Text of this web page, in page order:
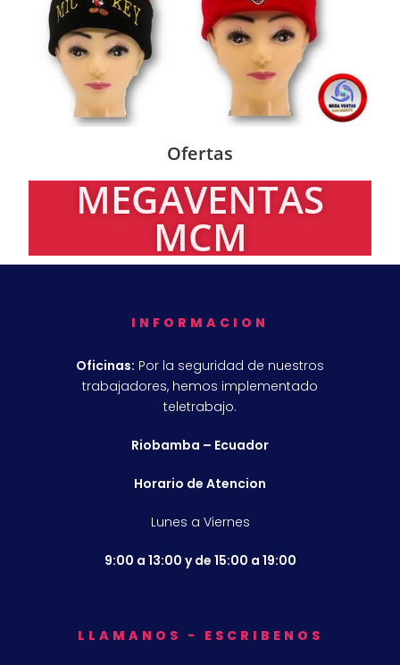
Ofertas
MEGAVENTAS
MCM
INFORMACION
Oficinas: Por la seguridad de nuestros
trabajadores, hemos implementado
teletrabajo.
Riobamba – Ecuador
Horario de Atencion
Lunes a Viernes
9:00 a 13:00 y de 15:00 a 19:00
LLAMANOS - ESCRIBENOS